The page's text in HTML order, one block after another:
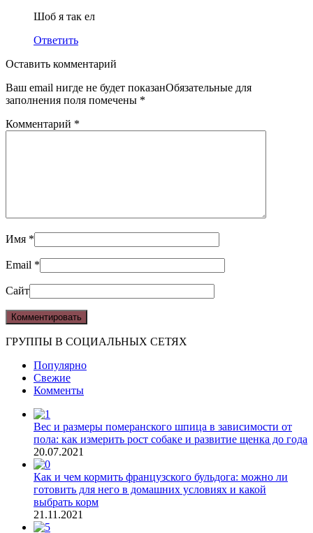
Шоб я так ел
Ответить
Оставить комментарий
Ваш email нигде не будет показанОбязательные для
заполнения поля помечены *
Комментарий *
Имя *
Email *
Сайт
ГРУППЫ В СОЦИАЛЬНЫХ СЕТЯХ
Популярно
Свежие
Комменты
Вес и размеры померанского шпица в зависимости от
пола: как измерить рост собаке и развитие щенка до года
20.07.2021
Как и чем кормить французского бульдога: можно ли
готовить для него в домашних условиях и какой
выбрать корм
21.11.2021